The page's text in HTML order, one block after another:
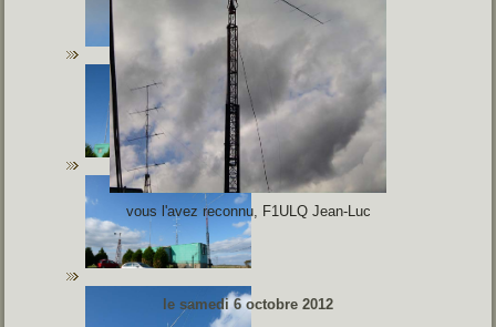
vous l'avez reconnu, F1ULQ Jean-Luc
le samedi 6 octobre 2012